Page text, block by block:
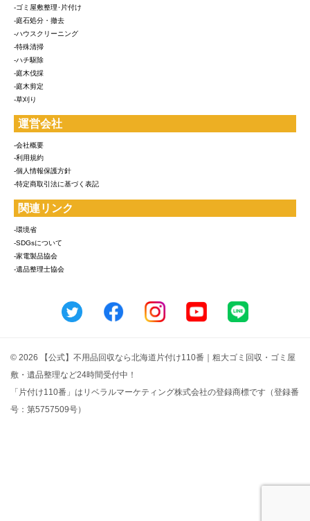
-ゴミ屋敷整理･片付け
-庭石処分・撤去
-ハウスクリーニング
-特殊清掃
-ハチ駆除
-庭木伐採
-庭木剪定
-草刈り
運営会社
-会社概要
-利用規約
-個人情報保護方針
-特定商取引法に基づく表記
関連リンク
-環境省
-SDGsについて
-家電製品協会
-遺品整理士協会
© 2026 【公式】不用品回収なら北海道片付け110番｜粗大ゴミ回収・ゴミ屋
敷・遺品整理など24時間受付中！
「片付け110番」はリベラルマーケティング株式会社の登録商標です（登録番
号：第5757509号）